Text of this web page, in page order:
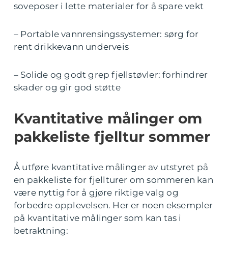
soveposer i lette materialer for å spare vekt
– Portable vannrensingssystemer: sørg for
rent drikkevann underveis
– Solide og godt grep fjellstøvler: forhindrer
skader og gir god støtte
Kvantitative målinger om
pakkeliste fjelltur sommer
Å utføre kvantitative målinger av utstyret på
en pakkeliste for fjellturer om sommeren kan
være nyttig for å gjøre riktige valg og
forbedre opplevelsen. Her er noen eksempler
på kvantitative målinger som kan tas i
betraktning: